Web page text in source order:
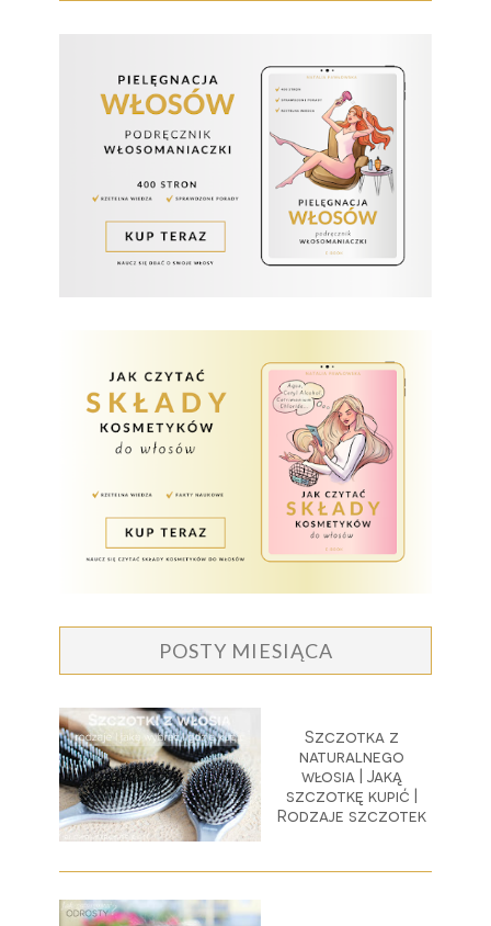
POSTY MIESIĄCA
Szczotka z
naturalnego
włosia | Jaką
szczotkę kupić |
Rodzaje szczotek